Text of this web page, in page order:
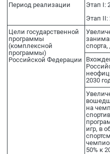
Период реализации
Этап I:
Этап II:
Цели государственной
программы
(комплексной
программы)
Российской Федерации
спорта,
2030
на
игр, в
50% к